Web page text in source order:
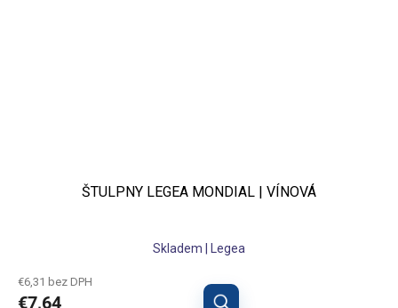
ŠTULPNY LEGEA MONDIAL | VÍNOVÁ
Skladem | Legea
€6,31 bez DPH
€7,64